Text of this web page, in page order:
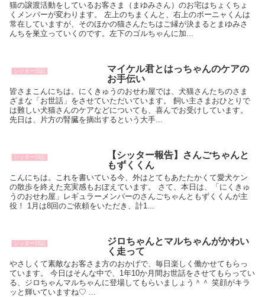
猫の譲渡活動をしているお客さま（まゆみさん）のお宅はちょくちょ
くメンバーが変わります。 左上のちまくんと、右上のボーニャくんは
常在していますが、そのほかの猫さんたちはご縁が決まるとまゆみさ
んちを巣立っていくのです。左下のゴルちゃんに加...
シッター日記
マイケル君とはっちゃんのケアの
お手伝い
皆さまこんにちは。にくきゅうのおせわ屋では、犬猫さんたちのさま
ざまな「お世話」をさせていただいています。 飼い主さまおひとりで
は難しい犬猫さんのケアなどについても、喜んでお受けしています。
先日は、片方の腎臓を摘出するという大手...
シッター日記
【シッター報告】さんごちゃんと
もずくくん
こんにちは。これを書いている今、外はとてもあたたかくて愛犬ケン
の散歩を終えた充実感もおぼえています。 さて、本日は、「にくきゅ
うのおせわ屋」レギュラーメンバーのさんごちゃんともずくくんが主
役！ 1月は8回のご依頼をいただき、計1...
シッター日記
ジロちゃんとマルちゃんがかわい
く走って
やさしくて素敵なお客さま方のおかげで、毎日楽しく働かせてもらっ
ています。 今日はそんな中で、1年10か月間お世話をさせてもらってい
る、ジロちゃんマルちゃんに登場してもらいましょう＾＾ 笑顔がキラ
ッと輝いていますね♡ ...